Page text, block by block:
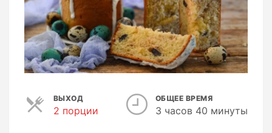
ВЫХОД
2 порции
ОБЩЕЕ ВРЕМЯ
3 часов 40 минуты